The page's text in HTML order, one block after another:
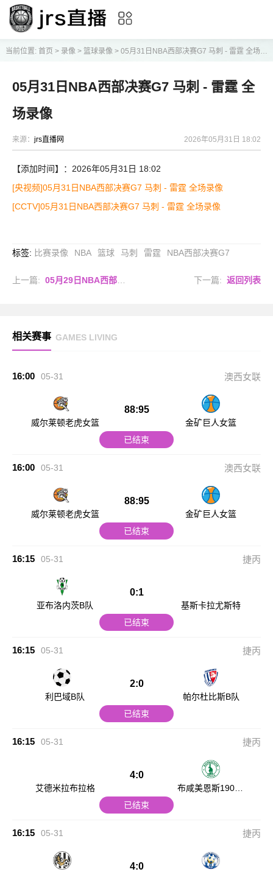
当前位置: 首页 > 录像> 篮球录像> 05月31日NBA西部决赛G7 马刺 - 雷霆 全场录像
05月31日NBA西部决赛G7 马刺 - 雷霆 全
场录像
来源： jrs直播网 2026年05月31日 18:02
【添加时间】：2026年05月31日 18:02
[央视频]05月31日NBA西部决赛G7 马刺 - 雷霆 全场录像
[CCTV]05月31日NBA西部决赛G7 马刺 - 雷霆 全场录像
标签: 比赛录像 NBA 篮球 马刺 雷霆 NBA西部决赛G7
上一篇: 05月29日NBA西部决赛G6 雷霆 - 马刺 全场录像 下一篇: 返回列表
相关赛事 GAMES LIVING
16:00 05-31 澳西女联
威尔莱顿老虎女篮
88:95
金矿巨人女篮
已结束
16:00 05-31 澳西女联
威尔莱顿老虎女篮
88:95
金矿巨人女篮
已结束
16:15 05-31 捷丙
亚布洛内茨B队
0:1
基斯卡拉尤斯特
已结束
16:15 05-31 捷丙
利巴域B队
2:0
帕尔杜比斯B队
已结束
16:15 05-31 捷丙
艾德米拉布拉格
4:0
布咸美恩斯1905B
已结束
16:15 05-31 捷丙
4:0